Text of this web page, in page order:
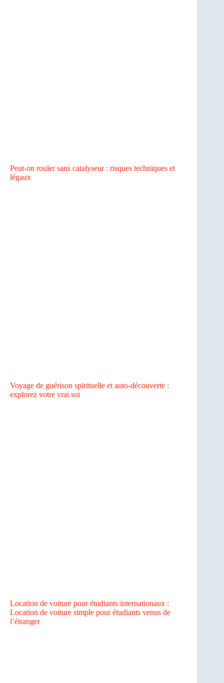
Peut-on rouler sans catalyseur : risques techniques et
légaux
Voyage de guérison spirituelle et auto-découverte :
explorez votre vrai soi
Location de voiture pour étudiants internationaux :
Location de voiture simple pour étudiants venus de
l’étranger